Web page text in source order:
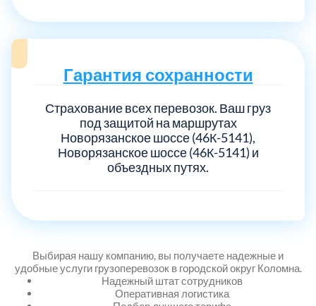
Гарантия сохранности
Страхование всех перевозок. Ваш груз
под защитой на маршрутах
Новорязанское шоссе (46К-5141),
Новорязанское шоссе (46К-5141) и
объездных путях.
Выбирая нашу компанию, вы получаете надежные и
удобные услуги грузоперевозок в городской округ Коломна.
Надежный штат сотрудников
Оперативная логистика